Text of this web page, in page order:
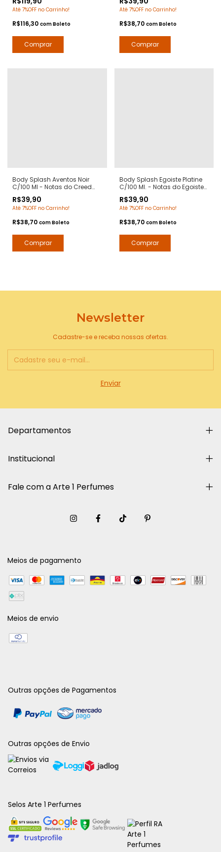
Contratipos Premium - Arte 1
Perfumes
Até 7%OFF no Carrinho!
R$116,30 comBoleto
Homme - Deo Colônia
Desodorante Corporal - Arte 1
Até 7%OFF no Carrinho!
R$38,70 comBoleto
Body Splash Aventos Noir
C/100 Ml - Notas do Creed
Desodorante Corporal - Arte 1
Perfumes
R$39,90
Até 7%OFF no Carrinho!
R$38,70 comBoleto
Body Splash Egoiste Platine
C/100 Ml. - Notas do Egoiste
Colônia Desodorante
Corporal - Arte 1 Perfumes
R$39,90
Até 7%OFF no Carrinho!
R$38,70 comBoleto
Newsletter
Cadastre-se e receba nossas ofertas.
Departamentos
Institucional
Fale com a Arte 1 Perfumes
Meios de pagamento
Meios de envio
Outras opções de Pagamentos
Outras opções de Envio
Selos Arte 1 Perfumes